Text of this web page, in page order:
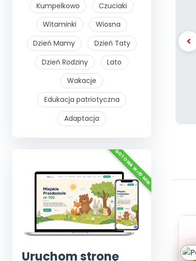
Kumpelkowo
Czuciaki
Witaminki
Wiosna
Dzień Mamy
Dzień Taty
Dzień Rodziny
Lato
Wakacje
Edukacja patriotyczna
Adaptacja
Uruchom stronę